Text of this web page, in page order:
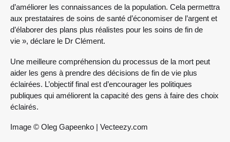
d’améliorer les connaissances de la population. Cela permettra
aux prestataires de soins de santé d’économiser de l’argent et
d’élaborer des plans plus réalistes pour les soins de fin de
vie », déclare le Dr Clément.
Une meilleure compréhension du processus de la mort peut
aider les gens à prendre des décisions de fin de vie plus
éclairées. L’objectif final est d’encourager les politiques
publiques qui améliorent la capacité des gens à faire des choix
éclairés.
Image © Oleg Gapeenko | Vecteezy.com